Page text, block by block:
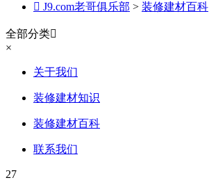
 J9.com老哥俱乐部 > 装修建材百科
全部分类
×
关于我们
装修建材知识
装修建材百科
联系我们
27